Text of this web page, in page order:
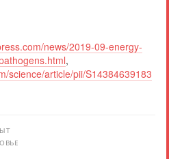
news/2019-09-energy-
,
science/article/pii/S14384639183